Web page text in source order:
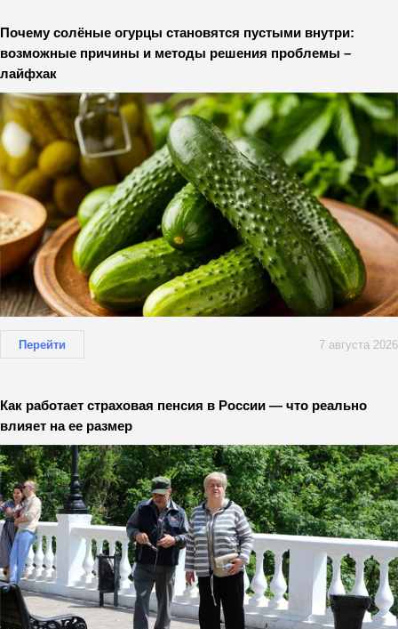
Почему солёные огурцы становятся пустыми внутри:
возможные причины и методы решения проблемы –
лайфхак
Перейти 7 августа 2026
Как работает страховая пенсия в России — что реально
влияет на ее размер